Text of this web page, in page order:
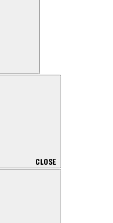
CLOSE